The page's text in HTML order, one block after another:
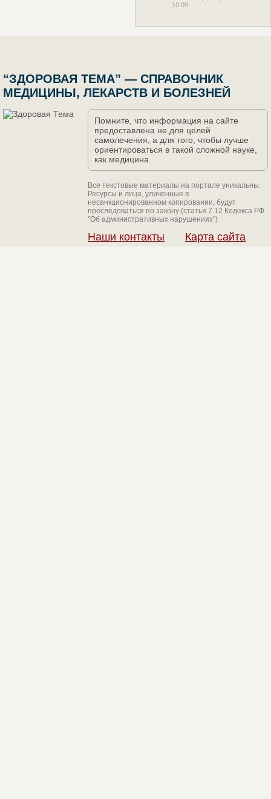
10:09
“ЗДОРОВАЯ ТЕМА” — СПРАВОЧНИК
МЕДИЦИНЫ, ЛЕКАРСТВ И БОЛЕЗНЕЙ
Помните, что информация на сайте
предоставлена не для целей
самолечения, а для того, чтобы лучше
ориентироваться в такой сложной науке,
как медицина.
Все текстовые материалы на портале уникальны.
Ресурсы и лица, уличенные в
несанкционированном копировании, будут
преследоваться по закону (статья 7.12 Кодекса РФ
"Об административных нарушениях")
Наши контакты Карта сайта